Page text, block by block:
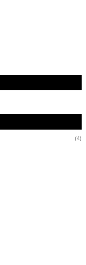
(4)